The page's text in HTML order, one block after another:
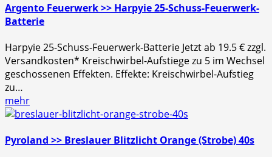
Argento Feuerwerk >> Harpyie 25-Schuss-Feuerwerk-
Batterie
Harpyie 25-Schuss-Feuerwerk-Batterie Jetzt ab 19.5 € zzgl.
Versandkosten* Kreischwirbel-Aufstiege zu 5 im Wechsel
geschossenen Effekten. Effekte: Kreischwirbel-Aufstieg
zu…
mehr
Pyroland >> Breslauer Blitzlicht Orange (Strobe) 40s